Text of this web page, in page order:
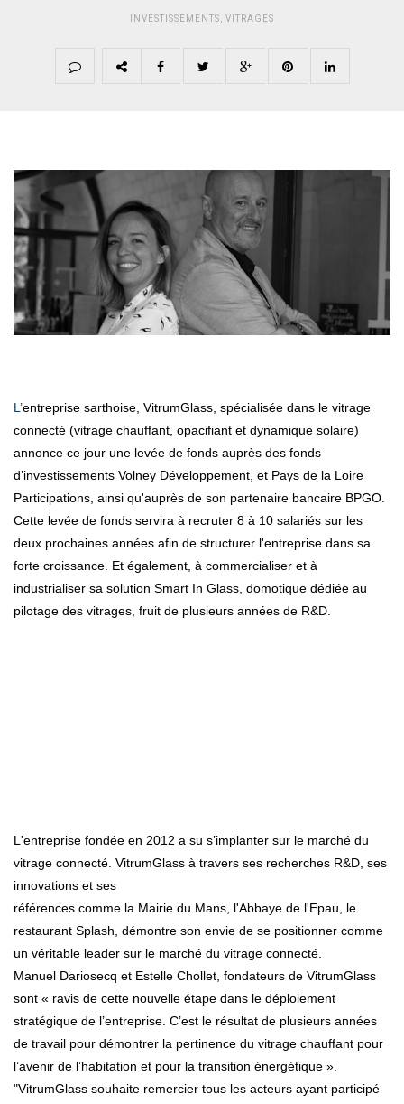
INVESTISSEMENTS VITRAGES
L’entreprise sarthoise, VitrumGlass, spécialisée dans le vitrage
connecté (vitrage chauffant, opacifiant et dynamique solaire)
annonce ce jour une levée de fonds auprès des fonds
d’investissements Volney Développement, et Pays de la Loire
Participations, ainsi qu'auprès de son partenaire bancaire BPGO.
Cette levée de fonds servira à recruter 8 à 10 salariés sur les
deux prochaines années afin de structurer l'entreprise dans sa
forte croissance. Et également, à commercialiser et à
industrialiser sa solution Smart In Glass, domotique dédiée au
pilotage des vitrages, fruit de plusieurs années de R&D.
L'entreprise fondée en 2012 a su s’implanter sur le marché du
vitrage connecté. VitrumGlass à travers ses recherches R&D, ses
innovations et ses
références comme la Mairie du Mans, l'Abbaye de l'Epau, le
restaurant Splash, démontre son envie de se positionner comme
un véritable leader sur le marché du vitrage connecté.
Manuel Dariosecq et Estelle Chollet, fondateurs de VitrumGlass
sont « ravis de cette nouvelle étape dans le déploiement
stratégique de l’entreprise. C’est le résultat de plusieurs années
de travail pour démontrer la pertinence du vitrage chauffant pour
l’avenir de l’habitation et pour la transition énergétique ».
"VitrumGlass souhaite remercier tous les acteurs ayant participé